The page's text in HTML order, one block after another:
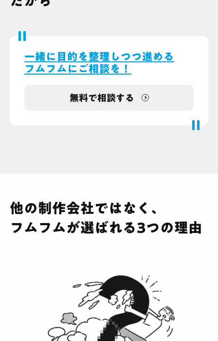
一緒に目的を整理しつつ進める
フムフムにご相談を！
無料で相談する
他の制作会社ではなく、
フムフムが選ばれる3つの理由